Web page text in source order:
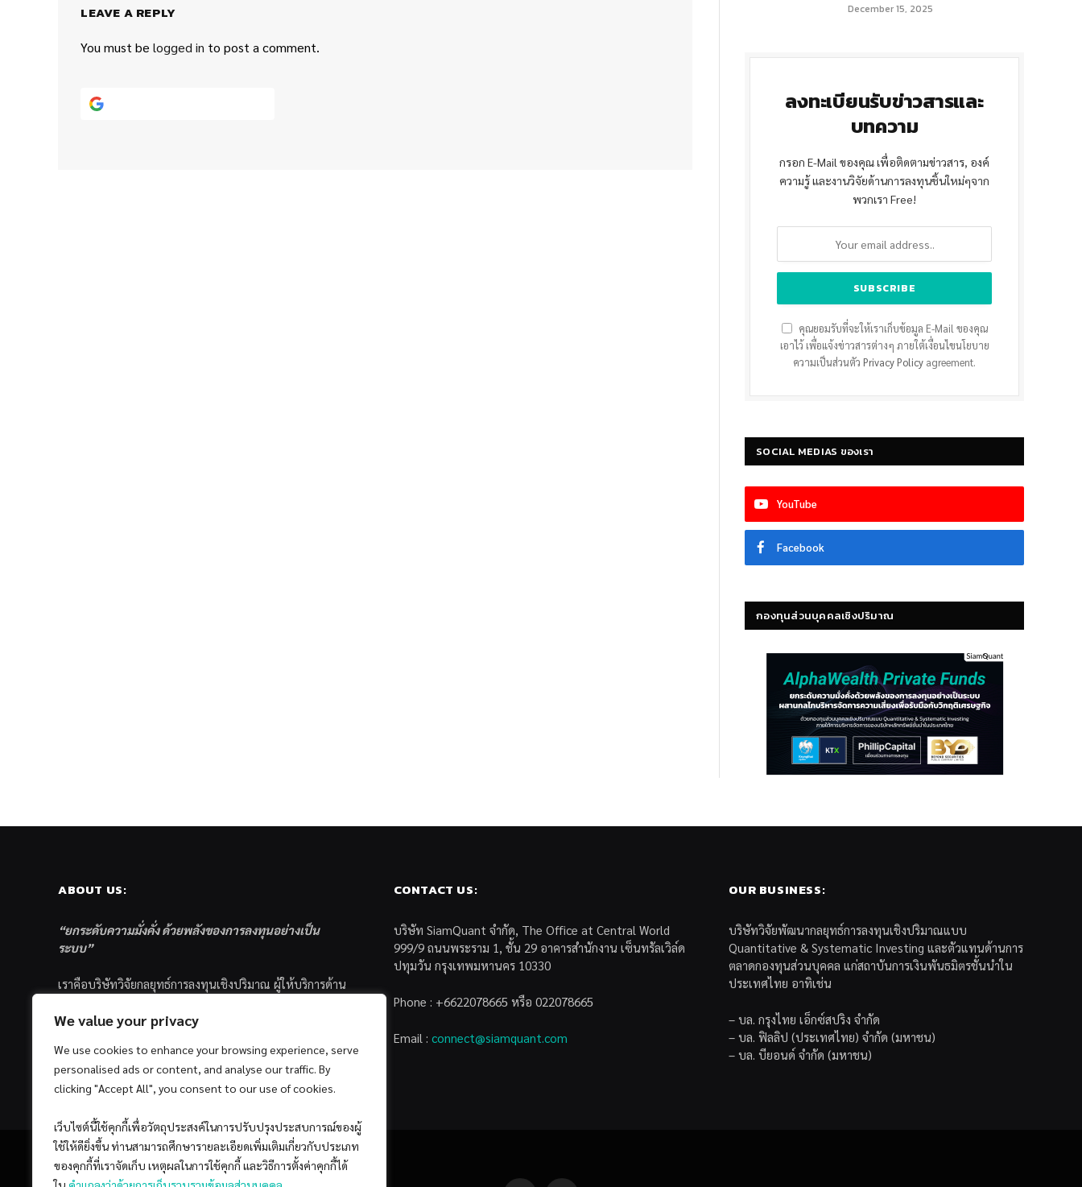
We value your privacy
We use cookies to enhance your browsing experience, serve
personalised ads or content, and analyse our traffic. By
clicking "Accept All", you consent to our use of cookies.
เว็บไซต์นี้ใช้คุกกี้เพื่อวัตถุประสงค์ในการปรับปรุงประสบการณ์ของผู้
ใช้ให้ดียิ่งขึ้น ท่านสามารถศึกษารายละเอียดเพิ่มเติมเกี่ยวกับประเภท
ของคุกกี้ที่เราจัดเก็บ เหตุผลในการใช้คุกกี้ และวิธีการตั้งค่าคุกกี้ได้
LEAVE A REPLY
You must be logged in to post a comment.
December 15, 2025
ลงทะเบียนรับข่าวสารและ
บทความ
กรอก E-Mail ของคุณ เพื่อติดตามข่าวสาร, องค์
ความรู้ และงานวิจัยด้านการลงทุนชิ้นใหม่ๆจาก
พวกเรา Free!
คุณยอมรับที่จะให้เราเก็บข้อมูล E-Mail ของคุณ
เอาไว้ เพื่อแจ้งข่าวสารต่างๆ ภายใต้เงื่อนไขนโยบาย
ความเป็นส่วนตัว Privacy Policy agreement.
SOCIAL MEDIAS ของเรา
YouTube
Facebook
กองทุนส่วนบุคคลเชิงปริมาณ
ABOUT US:
“ยกระดับความมั่งคั่ง ด้วยพลังของการลงทุนอย่างเป็น
ระบบ”
เราคือบริษัทวิจัยกลยุทธ์การลงทุนเชิงปริมาณ ผู้ให้บริการด้าน
ส่วนบุคคล ซึ่งมีเป้าหมายที่จะช่วยเหลือให้นักลงทุนไทย
ด้วยแนวคิดและกระบวนการลงทุนอย่างเป็นระบบแบบ
Quantitative & Systematic Investing
CONTACT US:
บริษัท SiamQuant จำกัด, The Office at Central World
999/9 ถนนพระราม 1, ชั้น 29 อาคารสำนักงาน เซ็นทรัลเวิล์ด
ปทุมวัน กรุงเทพมหานคร 10330
Phone : +6622078665 หรือ 022078665
Email : connect@siamquant.com
OUR BUSINESS:
บริษัทวิจัยพัฒนากลยุทธ์การลงทุนเชิงปริมาณแบบ
Quantitative & Systematic Investing และตัวแทนด้านการ
ตลาดกองทุนส่วนบุคคล แก่สถาบันการเงินพันธมิตรชั้นนำใน
ประเทศไทย อาทิเช่น
– บล. กรุงไทย เอ็กซ์สปริง จำกัด
– บล. ฟิลลิป (ประเทศไทย) จำกัด (มหาชน)
– บล. บียอนด์ จำกัด (มหาชน)